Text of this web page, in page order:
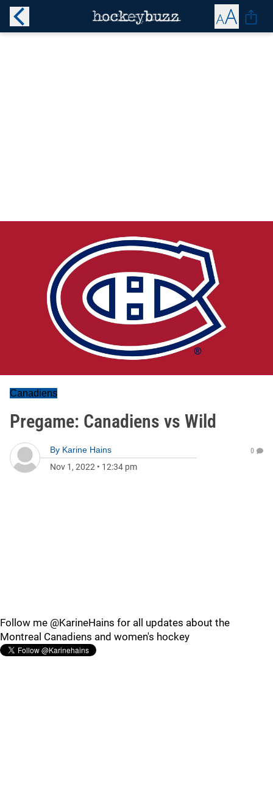
Canadiens
Pregame: Canadiens vs Wild
By Karine Hains
Nov 1, 2022 • 12:34 pm
0
Follow me @KarineHains for all updates about the
Montreal Canadiens and women's hockey